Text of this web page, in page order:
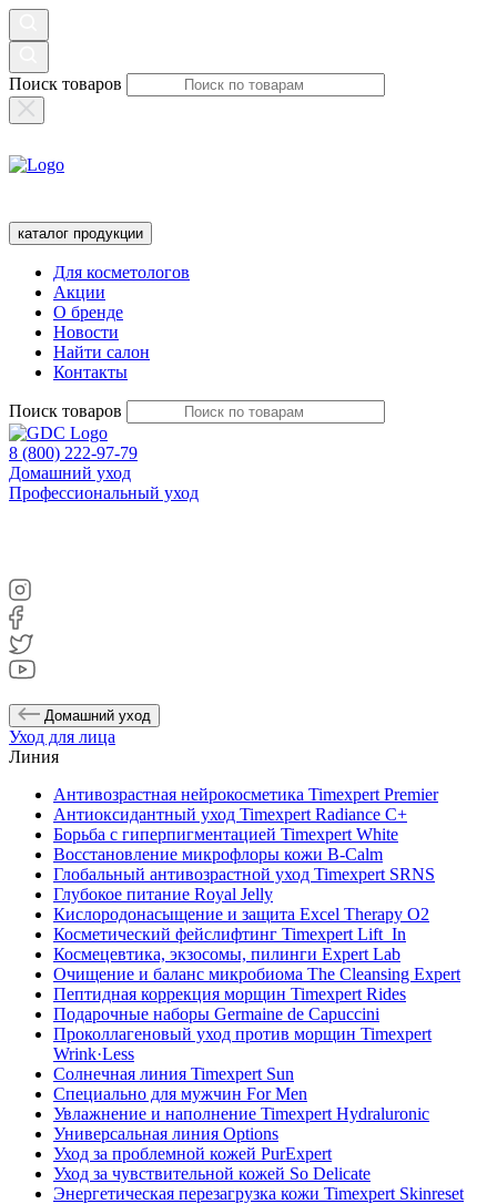
Поиск товаров
каталог продукции
Для косметологов
Акции
О бренде
Новости
Найти салон
Контакты
Поиск товаров
8 (800) 222-97-79
Домашний уход
Профессиональный уход
Домашний уход
Уход для лица
Линия
Антивозрастная нейрокосметика Timexpert Premier
Антиоксидантный уход Timexpert Radiance C+
Борьба с гиперпигментацией Timexpert White
Восстановление микрофлоры кожи B-Calm
Глобальный антивозрастной уход Timexpert SRNS
Глубокое питание Royal Jelly
Кислородонасыщение и защита Excel Therapy O2
Косметический фейслифтинг Timexpert Lift_In
Космецевтика, экзосомы, пилинги Expert Lab
Очищение и баланс микробиома The Cleansing Expert
Пептидная коррекция морщин Timexpert Rides
Подарочные наборы Germaine de Capuccini
Проколлагеновый уход против морщин Timexpert
Wrink·Less
Солнечная линия Timexpert Sun
Специально для мужчин For Men
Увлажнение и наполнение Timexpert Hydraluronic
Универсальная линия Options
Уход за проблемной кожей PurExpert
Уход за чувствительной кожей So Delicate
Энергетическая перезагрузка кожи Timexpert Skinreset